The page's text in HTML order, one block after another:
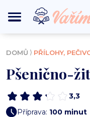
DOMŮ ⟩ PŘÍLOHY,
Pšenično-
3,3
Příprava: 100 minut